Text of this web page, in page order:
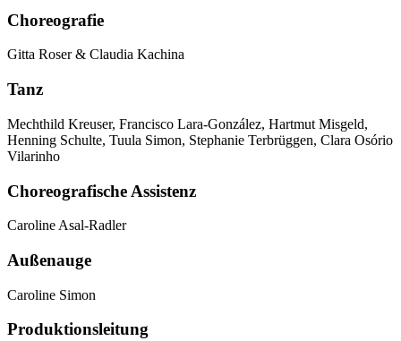
Choreografie
Gitta Roser & Claudia Kachina
Tanz
Mechthild Kreuser, Francisco Lara-González, Hartmut Misgeld,
Henning Schulte, Tuula Simon, Stephanie Terbrüggen, Clara Osório
Vilarinho
Choreografische Assistenz
Caroline Asal-Radler
Außenauge
Caroline Simon
Produktionsleitung